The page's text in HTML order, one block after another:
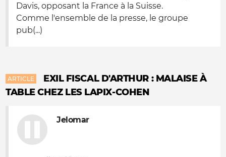
Davis, opposant la France à la Suisse.
Comme l'ensemble de la presse, le groupe
pub(...)
ARTICLE
EXIL FISCAL D'ARTHUR : MALAISE À
TABLE CHEZ LES LAPIX-COHEN
Jelomar